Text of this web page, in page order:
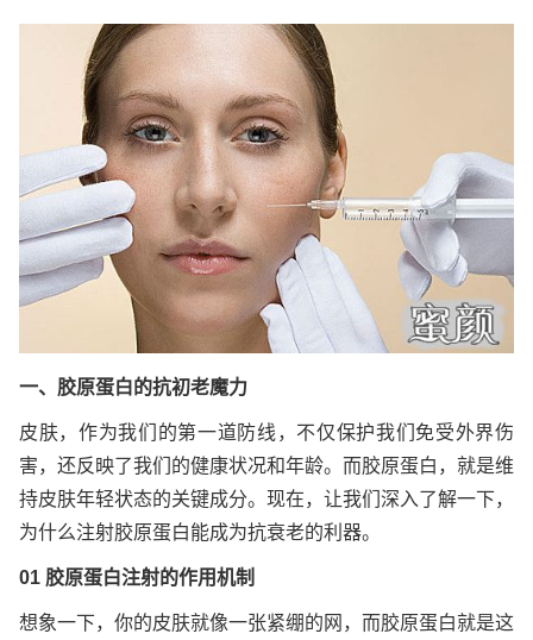
一、胶原蛋白的抗初老魔力
皮肤，作为我们的第一道防线，不仅保护我们免受外界伤
害，还反映了我们的健康状况和年龄。而胶原蛋白，就是维
持皮肤年轻状态的关键成分。现在，让我们深入了解一下，
为什么注射胶原蛋白能成为抗衰老的利器。
01 胶原蛋白注射的作用机制
想象一下，你的皮肤就像一张紧绷的网，而胶原蛋白就是这